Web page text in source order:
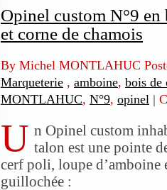
Opinel custom N°9 en
et corne de chamois
By Michel MONTLAHUC
Marqueterie , amboine, bois de
MONTLAHUC, N°9, opinel |
U n Opinel custom
talon est une pointe
cerf poli, loupe d’amboine
guillochée :